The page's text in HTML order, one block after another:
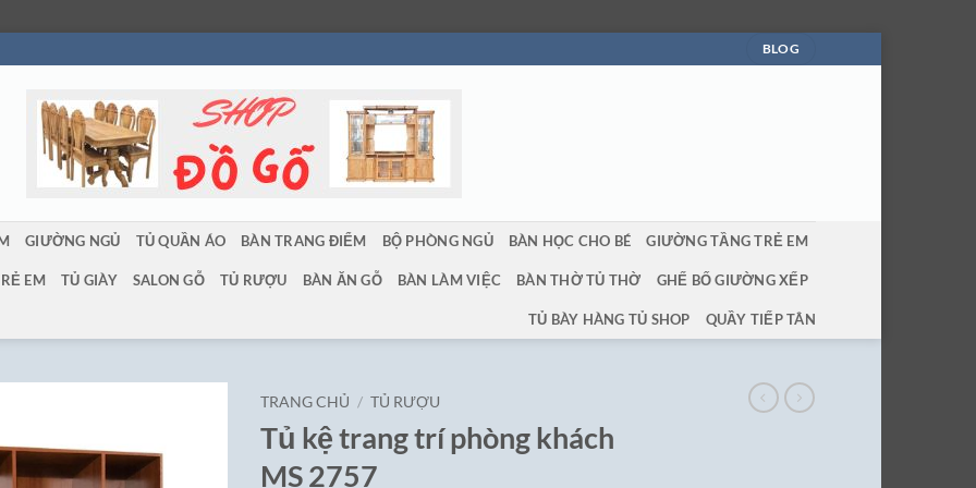
BLOG
GIƯỜNG NGỦ TỦ QUẦN ÁO BÀN TRANG ĐIỂM BỘ PHÒNG NGỦ BÀN HỌC CHO BÉ GIƯỜNG TẦNG TRẺ EM
EM TỦ GIÀY SALON GỖ TỦ RƯỢU BÀN ĂN GỖ BÀN LÀM VIỆC BÀN THỜ TỦ THỜ GHẾ BỐ GIƯỜNG XẾP
TỦ BÀY HÀNG TỦ SHOP QUẦY TIẾP TÂN
TRANG CHỦ / TỦ RƯỢU
Tủ kệ trang trí phòng khách
MS 2757